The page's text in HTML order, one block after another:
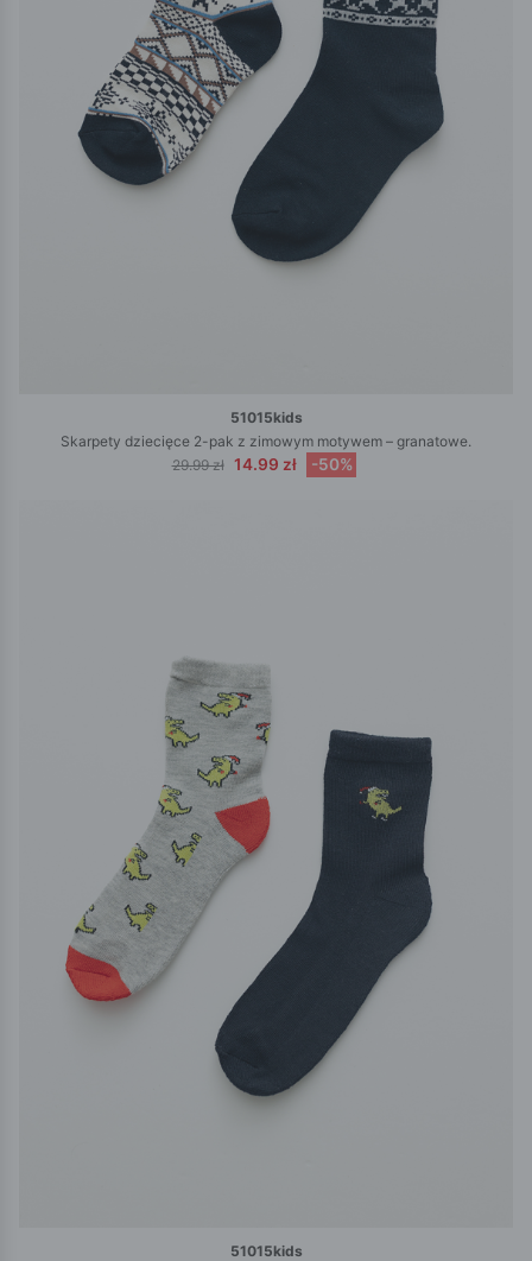
51015kids
Skarpety dziecięce 2-pak z zimowym motywem – granatowe.
29.99 zł 14.99 zł -50%
51015kids